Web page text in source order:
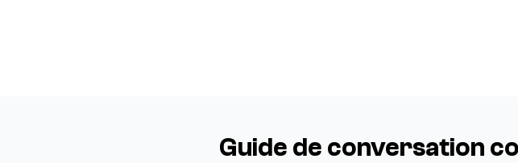
Guide de conversation